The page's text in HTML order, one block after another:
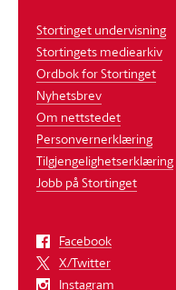
Stortinget undervisning
Stortingets mediearkiv
Ordbok for Stortinget
Nyhetsbrev
Om nettstedet
Personvernerklæring
Tilgjengelighetserklæring
Jobb på Stortinget
Facebook
X/Twitter
Instagram